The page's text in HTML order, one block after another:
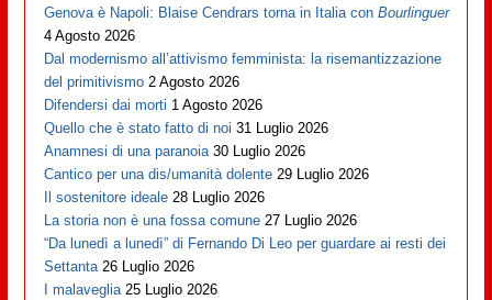
Genova è Napoli: Blaise Cendrars torna in Italia conBourlinguer
4 Agosto 2026
Dal modernismo all’attivismo femminista: la risemantizzazione
del primitivismo 2 Agosto 2026
Difendersi dai morti 1 Agosto 2026
Quello che è stato fatto di noi 31 Luglio 2026
Anamnesi di una paranoia 30 Luglio 2026
Cantico per una dis/umanità dolente 29 Luglio 2026
Il sostenitore ideale 28 Luglio 2026
La storia non è una fossa comune 27 Luglio 2026
“Da lunedì a lunedì” di Fernando Di Leo per guardare ai resti dei
Settanta 26 Luglio 2026
I malaveglia 25 Luglio 2026